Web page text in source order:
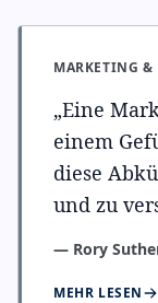
MARKETING &
„Eine
einem
diese
und zu
— Rory
MEHR LESEN